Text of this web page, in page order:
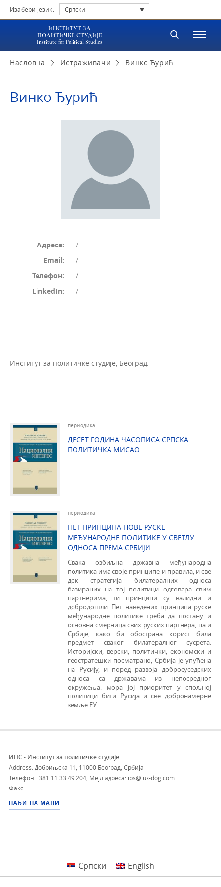
Изабери језик: Српски
ИНСТИТУТ ЗА
ПОЛИТИЧКЕ СТУДИЈЕ
Institute for Political Studies
Насловна Истраживачи Винко Ђурић
Винко Ђурић
Адреса:
/
Email:
/
Телефон:
/
LinkedIn:
/
Институт за политичке студије, Београд.
периодика
ДЕСЕТ ГОДИНА ЧАСОПИСА СРПСКА
ПОЛИТИЧКА МИСАО
периодика
ПЕТ ПРИНЦИПА НОВЕ РУСКЕ
МЕЂУНАРОДНЕ ПОЛИТИКЕ У СВЕТЛУ
ОДНОСА ПРЕМА СРБИЈИ
Свака озбиљна државна међународна
политика има своје принципе и правила, и све
док стратегија билатералних односа
базираних на тој политици одговара свим
партнерима, ти принципи су валидни и
добродошли. Пет наведених принципа руске
међународне политике треба да постану и
основна смерница свих руских партнера, па и
Србије, како би обострана корист била
предмет сваког билатералног сусрета.
Историјски, верски, политички, економски и
геостратешки посматрано, Србија је упућена
на Русију, и поред развоја добросуседских
односа са државама из непосредног
окружења, мора јој приоритет у спољној
политици бити Русија и све добронамерне
земље ЕУ.
ИПС - Институт за политичке студије
Address: Добрињска 11, 11000 Београд, Србија
Телефон +381 11 33 49 204 Мејл адреса: ips@lux-dog.com
Факс:
НАЂИ НА МАПИ
Српски English